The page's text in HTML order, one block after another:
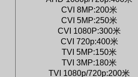
CVI 8MP:200米
CVI 5MP:250米
CVI 1080P:300米
CVI 720p:400米
TVI 5MP:150米
TVI 3MP:180米
TVI 1080p/720p:200米